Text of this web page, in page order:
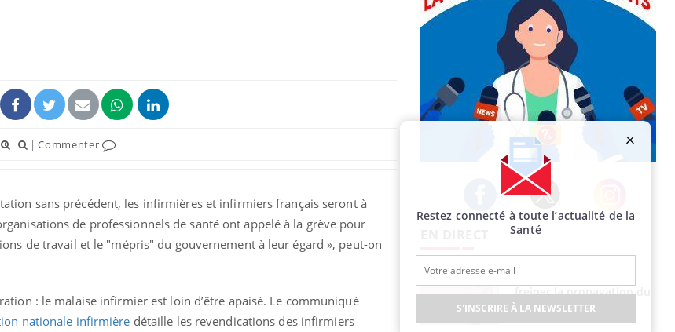
|Commenter
sans précédent, les infirmières et infirmiers français seront à
de professionnels de santé ont appelé à la grève pour
de travail et le "mépris" du gouvernement à leur égard », peut-on
: le malaise infirmier est loin d’être apaisé. Le communiqué
nationale infirmière détaille les revendications des infirmiers
Facebook Twitter Instagram
?
tous les jours se profile-t-
elle enfin ?
freiner la propagation du
cancer ?
Restez connecté à toute l’actualité de la
Santé
S'INSCRIRE À LA NEWSLETTER